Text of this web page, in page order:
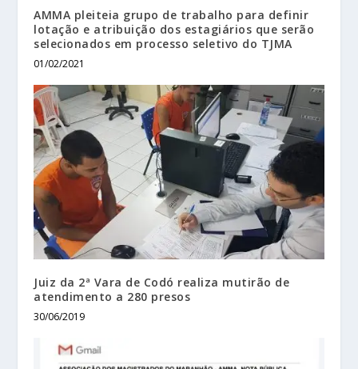
AMMA pleiteia grupo de trabalho para definir
lotação e atribuição dos estagiários que serão
selecionados em processo seletivo do TJMA
01/02/2021
Juiz da 2ª Vara de Codó realiza mutirão de
atendimento a 280 presos
30/06/2019